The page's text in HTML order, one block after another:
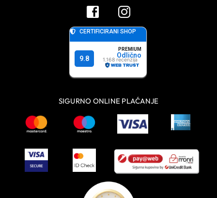
SIGURNO ONLINE PLAĆANJE